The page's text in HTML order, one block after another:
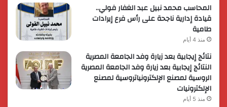
المحاسب محمد نبيل عبد الغفار فولي..
قيادة إدارية ناجحة على رأس فرع إيرادات
طامية
منذ 4 أيام
نتائج إيجابية بعد زيارة وفد الجامعة المصرية
النتائج إيجابية بعد زيارة وفد الجامعة المصرية
الروسية لمصنع الإلكترونياتروسية لمصنع
الإلكترونيات
منذ 5 أيام